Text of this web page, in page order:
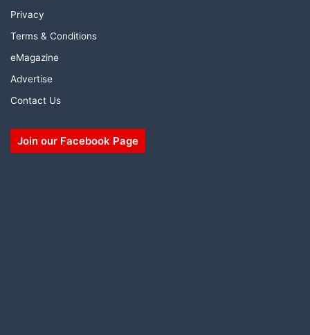
Privacy
Terms & Conditions
eMagazine
Advertise
Contact Us
Join our Facebook Page